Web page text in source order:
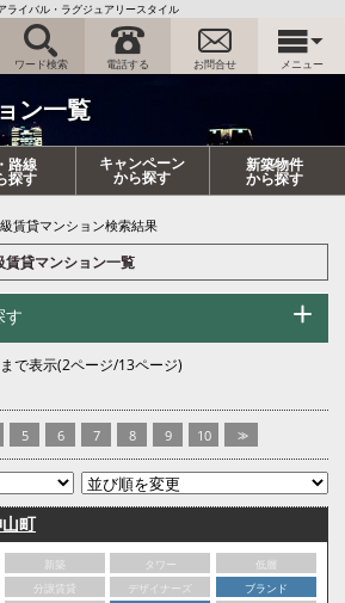
ライバル・ラグジュアリースタイル
ワード検索 電話する お問合せ メニュー
ン一覧
路線
探す
キャンペーン
から探す
新築物件
から探す
賃貸マンション検索結果
貸マンション一覧
す
で表示(2ページ/13ページ)
5 6 7 8 9 10 >>
町
新築 タワー
低層
分譲賃貸
デザイナーズ
ブランド